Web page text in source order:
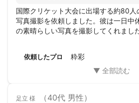
国際クリケット大会に出場する約80
写真撮影を依頼しました。彼は一日中
の素晴らしい写真を撮影してくれまし
は現場に直接足を運び、私の要望を把
ました。また、チャットでのメッセー
依頼したプロ 粋彩
足立 様 （40代 男性）